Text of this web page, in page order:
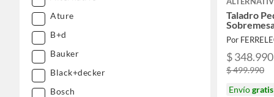
Ature
B+d
Bauker
Black+decker
Bosch
Taladro
Por
$ 348.990
$ 499.990
Envíogratis